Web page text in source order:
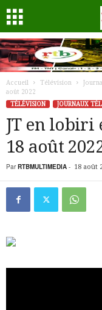
Accueil Télévision
août 2022
TÉLÉVISION
JOURNAUX
JT en lobiri
18 août
Par RTBMULTIMEDIA - 18 août